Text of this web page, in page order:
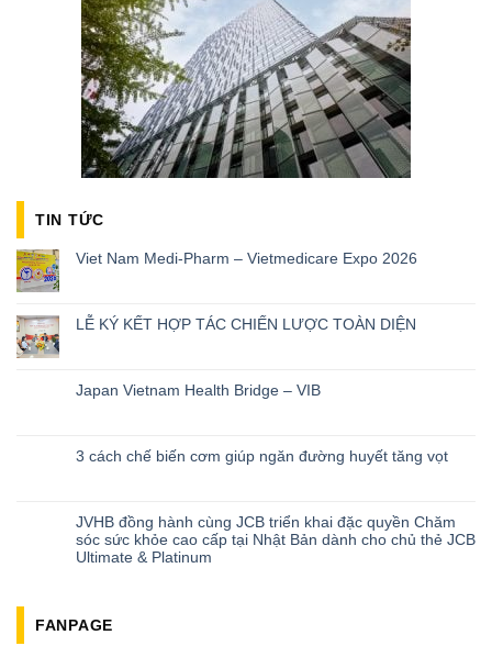
TIN TỨC
Viet Nam Medi-Pharm – Vietmedicare Expo 2026
LỄ KÝ KẾT HỢP TÁC CHIẾN LƯỢC TOÀN DIỆN
Japan Vietnam Health Bridge – VIB
3 cách chế biến cơm giúp ngăn đường huyết tăng vọt
JVHB đồng hành cùng JCB triển khai đặc quyền Chăm
sóc sức khỏe cao cấp tại Nhật Bản dành cho chủ thẻ JCB
Ultimate & Platinum
FANPAGE